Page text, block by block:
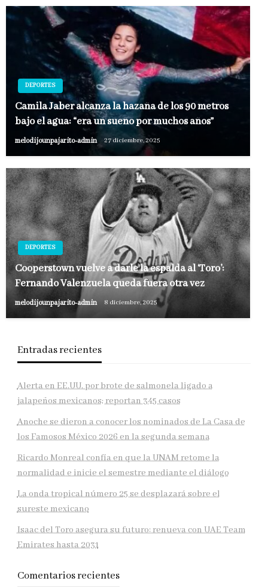
DEPORTES
Camila Jaber alcanza la hazaña de los 90 metros
bajo el agua: “era un sueño por muchos años”
melodijounpajarito-admin 27 diciembre, 2025
DEPORTES
Cooperstown vuelve a darle la espalda al ‘Toro’:
Fernando Valenzuela queda fuera otra vez
melodijounpajarito-admin 8 diciembre, 2025
Entradas recientes
Alerta en EE.UU. por brote de salmonela ligado a
jalapeños mexicanos; reportan 345 casos
Anoche se dieron a conocer los nominados de La Casa de
los Famosos México 2026 en la segunda semana
Ricardo Monreal confía en que la UNAM retome la
normalidad e inicie el semestre mediante el diálogo
La onda tropical número 25 se desplazará sobre el
sureste mexicano
Isaac del Toro asegura su futuro: renueva con UAE Team
Emirates hasta 2031
Comentarios recientes